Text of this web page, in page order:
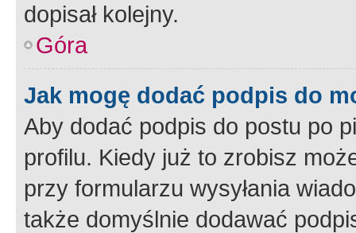
dopisał kolejny.
Góra
Jak mogę dodać podpis do
Aby dodać podpis do postu po
profilu. Kiedy już to zrobisz
przy formularzu wysyłania
także domyślnie dodawać